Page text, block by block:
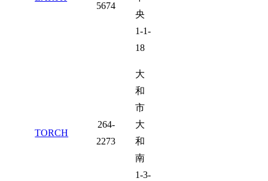
5674
央
1-1-
18
TORCH
264-
2273
大
和
市
大
和
南
1-3-